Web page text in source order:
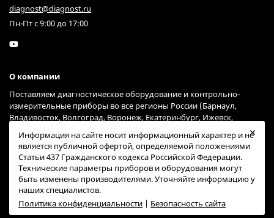
diagnost@diagnost.ru
Пн-Пт с 9:00 до 17:00
О компании
Поставляем диагностическое оборудование и контрольно-
измерительные приборы во все регионы России (Барнаул,
Владивосток, Волгоград, Воронеж, Екатеринбург, Ижевск,
Новгород, Новосибирск, Омск, Пермь, Ростов-на-Дону, Самара,
Санкт-Петербург, Саратов, Тольятти, Тюмень, Ульяновск, Уфа,
Хабаровск, Челябинск, Ярославль) через курьерские службы
Гарантпост и СДЭК (возможна доставка и через другие сервисы).
Информация на сайте носит информационный характер и не
является публичной офертой, определяемой положениями
Статьи 437 Гражданского кодекса Российской Федерации.
Технические параметры приборов и оборудования могут
быть изменены производителями. Уточняйте информацию у
наших специалистов.
Политика конфиденциальности | Безопасность сайта